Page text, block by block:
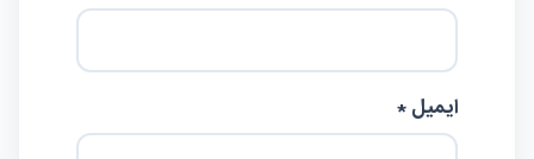
ایمیل *